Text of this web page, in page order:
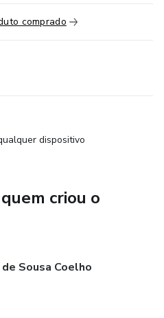
comprado
dispositivo
criou o
Sousa Coelho